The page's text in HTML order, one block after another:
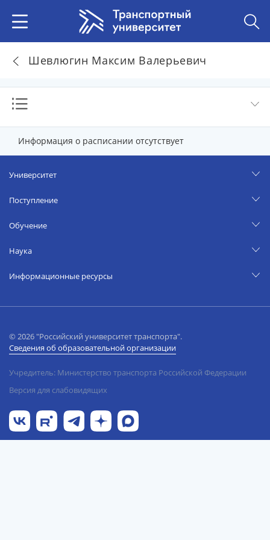
Шевлюгин Максим Валерьевич
Информация о расписании отсутствует
Университет
Поступление
Обучение
Наука
Информационные ресурсы
© 2026 "Российский университет транспорта".
Сведения об образовательной организации
Учредитель: Министерство транспорта Российской Федерации
Версия для слабовидящих